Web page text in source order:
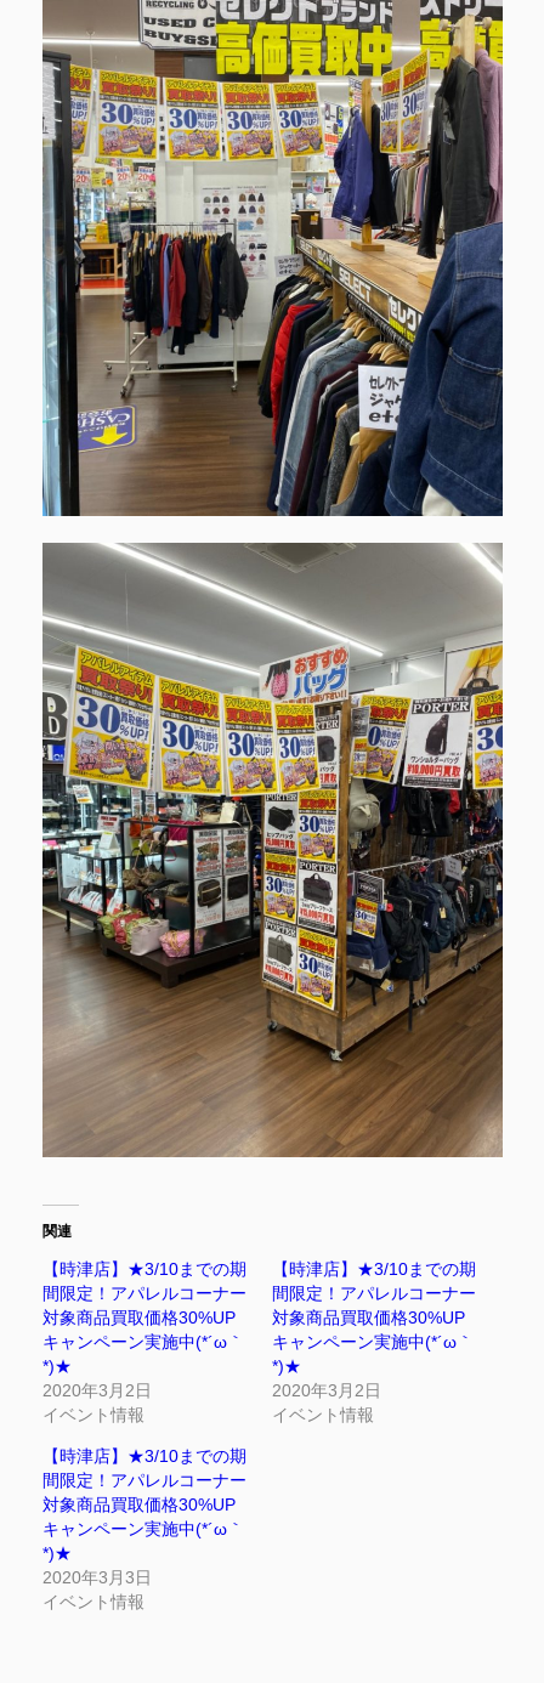
関連
【時津店】★3/10までの期
間限定！アパレルコーナー
対象商品買取価格30%UP
キャンペーン実施中(*´ω｀
*)★
2020年3月2日
イベント情報
【時津店】★3/10までの期
間限定！アパレルコーナー
対象商品買取価格30%UP
キャンペーン実施中(*´ω｀
*)★
2020年3月2日
イベント情報
【時津店】★3/10までの期
間限定！アパレルコーナー
対象商品買取価格30%UP
キャンペーン実施中(*´ω｀
*)★
2020年3月3日
イベント情報